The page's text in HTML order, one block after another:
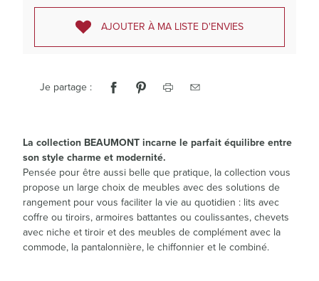
AJOUTER À MA LISTE D'ENVIES
Je partage :
La collection BEAUMONT incarne le parfait équilibre entre
son style charme et modernité.
Pensée pour être aussi belle que pratique, la collection vous
propose un large choix de meubles avec des solutions de
rangement pour vous faciliter la vie au quotidien : lits avec
coffre ou tiroirs, armoires battantes ou coulissantes, chevets
avec niche et tiroir et des meubles de complément avec la
commode, la pantalonnière, le chiffonnier et le combiné.